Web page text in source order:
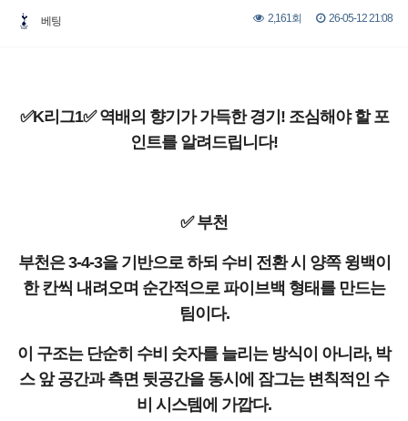
베팅 2,161회 26-05-12 21:08
✅K리그1✅ 역배의 향기가 가득한 경기! 조심해야 할 포
인트를 알려드립니다!
✅ 부천
부천은 3-4-3을 기반으로 하되 수비 전환 시 양쪽 윙백이
한 칸씩 내려오며 순간적으로 파이브백 형태를 만드는
팀이다.
이 구조는 단순히 수비 숫자를 늘리는 방식이 아니라, 박
스 앞 공간과 측면 뒷공간을 동시에 잠그는 변칙적인 수
비 시스템에 가깝다.